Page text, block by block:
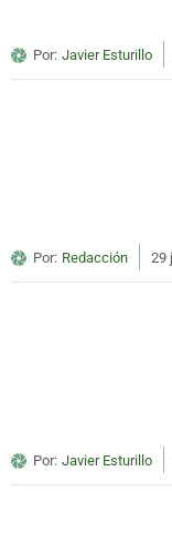
Por: Javier Esturillo
Por: Redacción 29
Por: Javier Esturillo